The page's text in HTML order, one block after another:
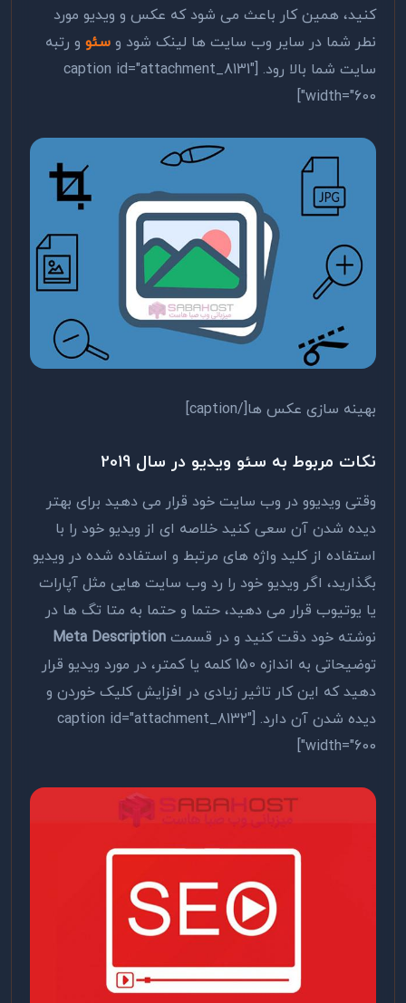
کنید، همین کار باعث می شود که عکس و ویدیو مورد
نطر شما در سایر وب سایت ها لینک شود و سئو و رتبه
سایت شما بالا رود. [caption id="attachment_8131"
width="600"]
بهینه سازی عکس ها[/caption]
نکات مربوط به سئو ویدیو در سال 2019
وقتی ویدیوو در وب سایت خود قرار می دهید برای بهتر
دیده شدن آن سعی کنید خلاصه ای از ویدیو خود را با
استفاده از کلید واژه های مرتبط و استفاده شده در ویدیو
بگذارید، اگر ویدیو خود را رد وب سایت هایی مثل آپارات
یا یوتیوب قرار می دهید، حتما و حتما به متا تگ ها در
نوشته خود دقت کنید و در قسمت Meta Description
توضیحاتی به اندازه 150 کلمه یا کمتر، در مورد ویدیو قرار
دهید که این کار تاثیر زیادی در افزایش کلیک خوردن و
دیده شدن آن دارد. [caption id="attachment_8132"
width="600"]